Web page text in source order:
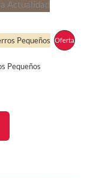
Oferta
Pequeños